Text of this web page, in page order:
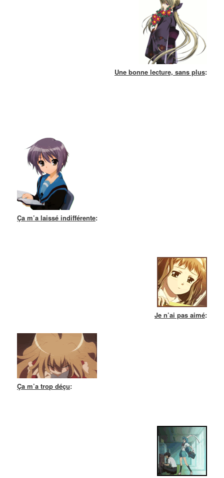
Une bonne lecture, sans plus:
Ça m’a laissé indifférente:
Je n’ai pas aimé:
Ça m’a trop déçu: